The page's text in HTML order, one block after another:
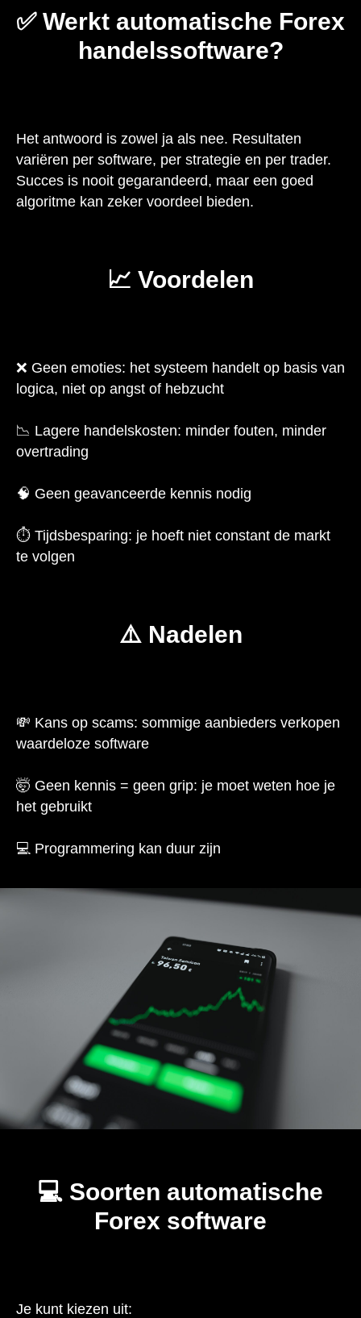
✅ Werkt automatische Forex
handelssoftware?
Het antwoord is zowel ja als nee. Resultaten
variëren per software, per strategie en per trader.
Succes is nooit gegarandeerd, maar een goed
algoritme kan zeker voordeel bieden.
📈 Voordelen
❌ Geen emoties: het systeem handelt op basis van
logica, niet op angst of hebzucht
📉 Lagere handelskosten: minder fouten, minder
overtrading
🧠 Geen geavanceerde kennis nodig
⏱️ Tijdsbesparing: je hoeft niet constant de markt
te volgen
⚠️ Nadelen
💸 Kans op scams: sommige aanbieders verkopen
waardeloze software
🤯 Geen kennis = geen grip: je moet weten hoe je
het gebruikt
💻 Programmering kan duur zijn
💻 Soorten automatische
Forex software
Je kunt kiezen uit: